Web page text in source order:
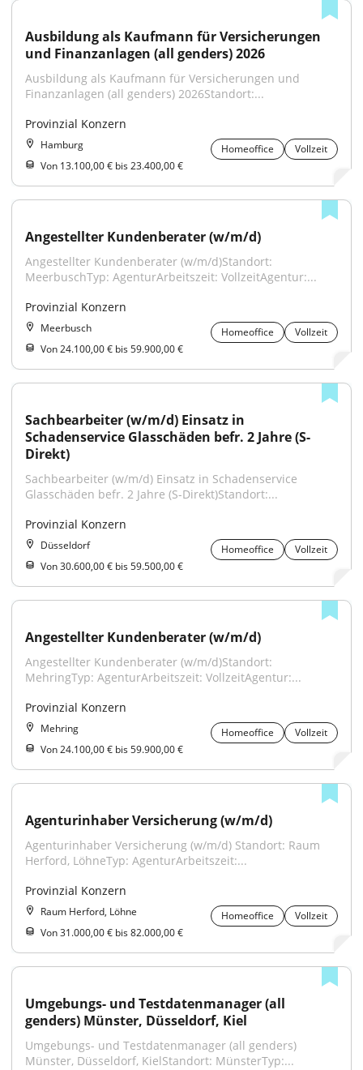
Ausbildung als Kaufmann für Versicherungen
und Finanzanlagen (all genders) 2026
Ausbildung als Kaufmann für Versicherungen und
Finanzanlagen (all genders) 2026Standort:...
Provinzial Konzern
Hamburg Homeoffice
Vollzeit
Von 13.100,00 € bis 23.400,00 €
Angestellter Kundenberater (w/m/d)
Angestellter Kundenberater (w/m/d)Standort:
MeerbuschTyp: AgenturArbeitszeit: VollzeitAgentur:...
Provinzial Konzern
Meerbusch Homeoffice
Vollzeit
Von 24.100,00 € bis 59.900,00 €
Sachbearbeiter (w/m/d) Einsatz in
Schadenservice Glasschäden befr. 2 Jahre (S-
Direkt)
Sachbearbeiter (w/m/d) Einsatz in Schadenservice
Glasschäden befr. 2 Jahre (S-Direkt)Standort:...
Provinzial Konzern
Düsseldorf Homeoffice
Vollzeit
Von 30.600,00 € bis 59.500,00 €
Angestellter Kundenberater (w/m/d)
Angestellter Kundenberater (w/m/d)Standort:
MehringTyp: AgenturArbeitszeit: VollzeitAgentur:...
Provinzial Konzern
Mehring Homeoffice
Vollzeit
Von 24.100,00 € bis 59.900,00 €
Agenturinhaber Versicherung (w/m/d)
Agenturinhaber Versicherung (w/m/d) Standort: Raum
Herford, LöhneTyp: AgenturArbeitszeit:...
Provinzial Konzern
Raum Herford, Löhne Homeoffice
Vollzeit
Von 31.000,00 € bis 82.000,00 €
Umgebungs- und Testdatenmanager (all
genders) Münster, Düsseldorf, Kiel
Umgebungs- und Testdatenmanager (all genders)
Münster, Düsseldorf, KielStandort: MünsterTyp:...